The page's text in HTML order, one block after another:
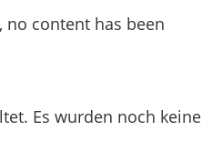
no content has been
Es wurden noch keine